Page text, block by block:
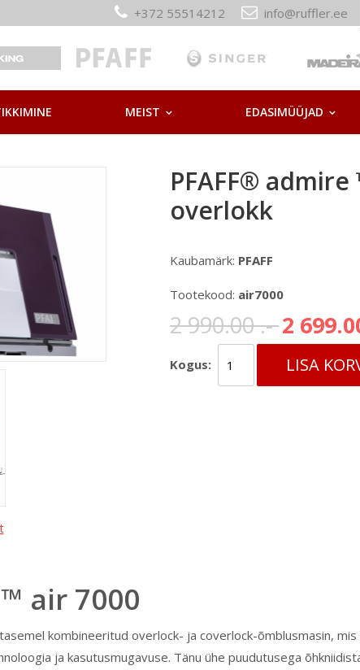
+372 55514212 info@ruffler.ee
MEIST EDASIMÜÜJAD
PFAFF®
overlokk
Kaubamärk: PFAFF
Tootekood: air7000
2 990.00 .-2
Kogus: LISA
air 7000
kombineeritud overlock- ja coverlock-õmblusmasin,
ja kasutusmugavuse. Tänu ühe puudutusega